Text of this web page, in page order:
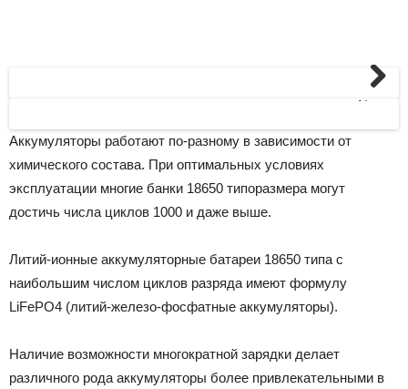
Next
Аккумуляторы работают по-разному в зависимости от
химического состава. При оптимальных условиях
эксплуатации многие банки 18650 типоразмера могут
достичь числа циклов 1000 и даже выше.
Литий-ионные аккумуляторные батареи 18650 типа с
наибольшим числом циклов разряда имеют формулу
LiFePO4 (литий-железо-фосфатные аккумуляторы).
Наличие возможности многократной зарядки делает
различного рода аккумуляторы более привлекательными в